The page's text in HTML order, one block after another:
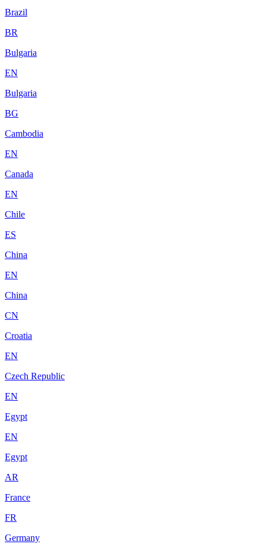
Brazil
BR
Bulgaria
EN
Bulgaria
BG
Cambodia
EN
Canada
EN
Chile
ES
China
EN
China
CN
Croatia
EN
Czech Republic
EN
Egypt
EN
Egypt
AR
France
FR
Germany